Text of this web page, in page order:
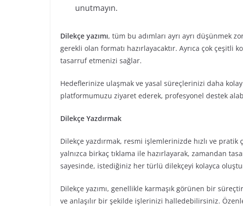
unutmayın.
Dilekçe yazımı, tüm bu adımları ayrı ayrı düşünmek
gerekli olan formatı hazırlayacaktır. Ayrıca çok çeşitli
tasarruf etmenizi sağlar.
Hedeflerinize ulaşmak ve yasal süreçlerinizi daha
platformumuzu ziyaret ederek, profesyonel destek
Dilekçe Yazdırmak
Dilekçe yazdırmak, resmi işlemlerinizde hızlı ve
yalnızca birkaç tıklama ile hazırlayarak, zamandan
sayesinde, istediğiniz her türlü dilekçeyi kolayca
Dilekçe yazımı, genellikle karmaşık görünen bir
ve anlaşılır bir şekilde işlerinizi halledebilirsiniz.